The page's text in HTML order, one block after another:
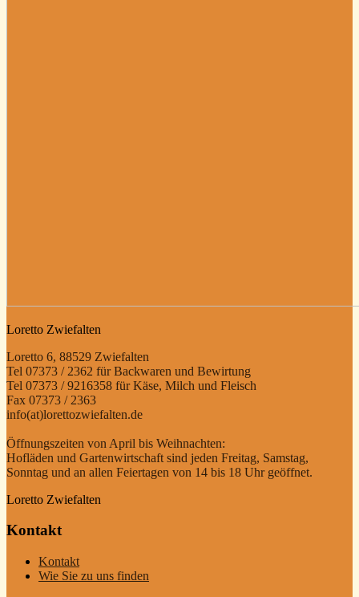
Loretto Zwiefalten
Loretto 6, 88529 Zwiefalten
Tel 07373 / 2362 für Backwaren und Bewirtung
Tel 07373 / 9216358 für Käse, Milch und Fleisch
Fax 07373 / 2363
info(at)lorettozwiefalten.de
Öffnungszeiten von April bis Weihnachten:
Hofläden und Gartenwirtschaft sind jeden Freitag, Samstag,
Sonntag und an allen Feiertagen von 14 bis 18 Uhr geöffnet.
Loretto Zwiefalten
Kontakt
Kontakt
Wie Sie zu uns finden